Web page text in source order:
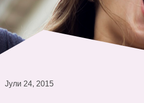
Јули 24, 2015